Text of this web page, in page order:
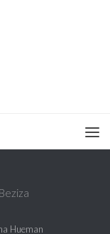
Hueman